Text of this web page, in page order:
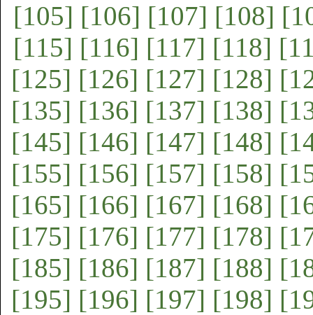
[105] [106] [107] [108]
[115] [116] [117] [118]
[125] [126] [127] [128]
[135] [136] [137] [138]
[145] [146] [147] [148]
[155] [156] [157] [158]
[165] [166] [167] [168]
[175] [176] [177] [178]
[185] [186] [187] [188]
[195] [196] [197] [198]